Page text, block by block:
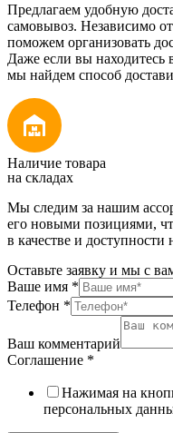
Предлагаем удобную
самовывоз. Независимо
поможем организовать
Даже если вы находитесь
мы найдем способ
Наличие товара
на складах
Мы следим за нашим
его новыми позициями,
в качестве и
Оставьте заявку и мы с
Ваше имя *
Телефон *
Ваш комментарий
Соглашение *
Нажимая на
персональных